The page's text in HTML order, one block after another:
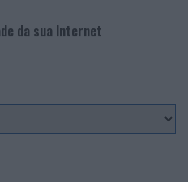
da sua Internet